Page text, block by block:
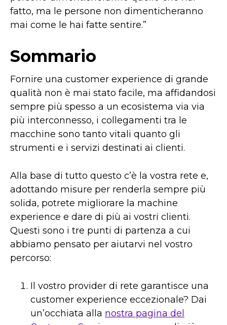
fatto, ma le persone non dimenticheranno
mai come le hai fatte sentire.”
Sommario
Fornire una customer experience di grande
qualità non è mai stato facile, ma affidandosi
sempre più spesso a un ecosistema via via
più interconnesso, i collegamenti tra le
macchine sono tanto vitali quanto gli
strumenti e i servizi destinati ai clienti.
Alla base di tutto questo c’è la vostra rete e,
adottando misure per renderla sempre più
solida, potrete migliorare la machine
experience e dare di più ai vostri clienti.
Questi sono i tre punti di partenza a cui
abbiamo pensato per aiutarvi nel vostro
percorso:
Il vostro provider di rete garantisce una
customer experience eccezionale? Dai
un’occhiata alla nostra pagina del